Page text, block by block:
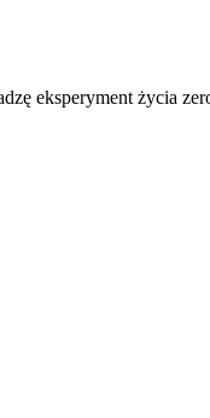
eksperyment życia